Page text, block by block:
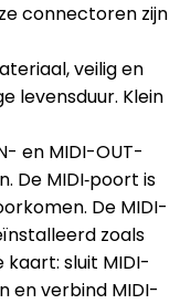
connectoren zijn
veilig en
levensduur. Klein
en MIDI-OUT-
De MIDI‑poort is
De MIDI-
zoals
sluit MIDI-
en verbind MIDI-